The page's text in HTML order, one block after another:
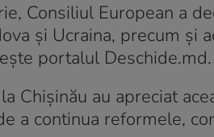
Consiliul European a
şi Ucraina, precum şi
portalul Deschide.md.
Chişinău au apreciat
a continua reformele,